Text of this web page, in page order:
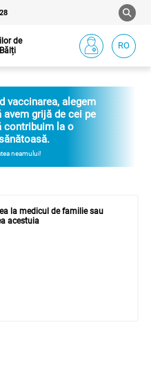
de
RO
vaccinarea, alegem
grijă de cei pe
contribuim la o
neamului!
la medicul de familie sau
acestuia